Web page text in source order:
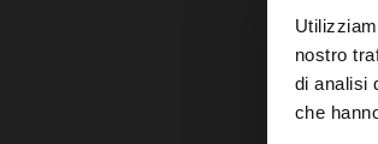
nostro
di analisi
che